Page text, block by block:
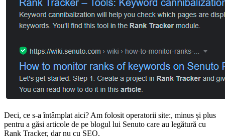
Deci, ce s-a întâmplat aici? Am folosit operatorii site:, minus și plus
pentru a găsi articole de pe blogul lui Senuto care au legătură cu
Rank Tracker, dar nu cu SEO.